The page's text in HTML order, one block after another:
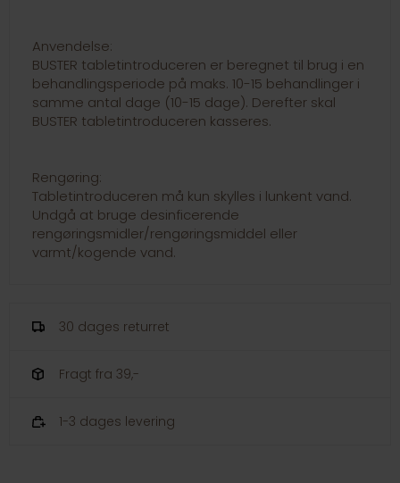
Anvendelse:
BUSTER tabletintroduceren er beregnet til brug i en
behandlingsperiode på maks. 10-15 behandlinger i
samme antal dage (10-15 dage). Derefter skal
BUSTER tabletintroduceren kasseres.
Rengøring:
Tabletintroduceren må kun skylles i lunkent vand.
Undgå at bruge desinficerende
rengøringsmidler/rengøringsmiddel eller
varmt/kogende vand.
30 dages returret
Fragt fra 39,-
1-3 dages levering